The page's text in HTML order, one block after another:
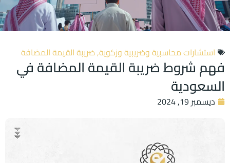
استشارات محاسبية وضريبية وزكوية,ضريبة القيمة المضافة
فهم شروط ضريبة القيمة المضافة في
السعودية
ديسمبر 19, 2024